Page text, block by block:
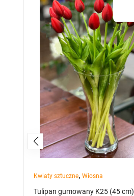
Kwiaty sztuczne, Wiosna
Tulipan gumowany K25 (45 cm)